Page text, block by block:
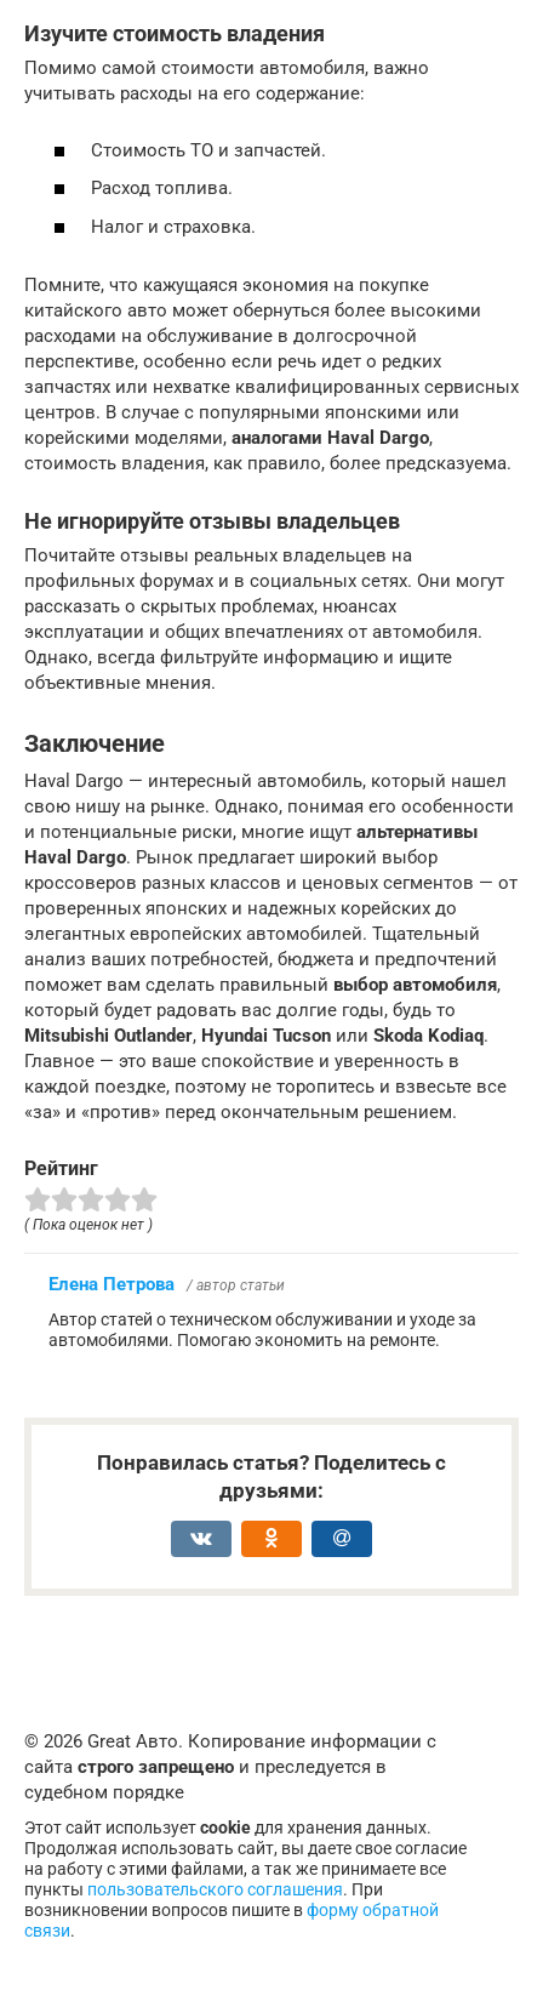
Изучите стоимость владения
Помимо самой стоимости автомобиля, важно
учитывать расходы на его содержание:
Стоимость ТО и запчастей.
Расход топлива.
Налог и страховка.
Помните, что кажущаяся экономия на покупке
китайского авто может обернуться более высокими
расходами на обслуживание в долгосрочной
перспективе, особенно если речь идет о редких
запчастях или нехватке квалифицированных сервисных
центров. В случае с популярными японскими или
корейскими моделями, аналогами Haval Dargo,
стоимость владения, как правило, более предсказуема.
Не игнорируйте отзывы владельцев
Почитайте отзывы реальных владельцев на
профильных форумах и в социальных сетях. Они могут
рассказать о скрытых проблемах, нюансах
эксплуатации и общих впечатлениях от автомобиля.
Однако, всегда фильтруйте информацию и ищите
объективные мнения.
Заключение
Haval Dargo — интересный автомобиль, который нашел
свою нишу на рынке. Однако, понимая его особенности
и потенциальные риски, многие ищут альтернативы
Haval Dargo. Рынок предлагает широкий выбор
кроссоверов разных классов и ценовых сегментов — от
проверенных японских и надежных корейских до
элегантных европейских автомобилей. Тщательный
анализ ваших потребностей, бюджета и предпочтений
поможет вам сделать правильный выбор автомобиля,
который будет радовать вас долгие годы, будь то
Mitsubishi Outlander, Hyundai Tucson или Skoda Kodiaq.
Главное — это ваше спокойствие и уверенность в
каждой поездке, поэтому не торопитесь и взвесьте все
«за» и «против» перед окончательным решением.
Рейтинг
( Пока оценок нет )
Елена Петрова / автор статьи
Автор статей о техническом обслуживании и уходе за
автомобилями. Помогаю экономить на ремонте.
Понравилась статья? Поделитесь с
друзьями:
© 2026 Great Авто. Копирование информации с
сайта строго запрещено и преследуется в
судебном порядке
Этот сайт используетcookieдля хранения данных.
Продолжая использовать сайт, вы даете свое согласие
на работу с этими файлами, а так же принимаете все
пункты пользовательского соглашения. При
возникновении вопросов пишите вформу обратной
связи.